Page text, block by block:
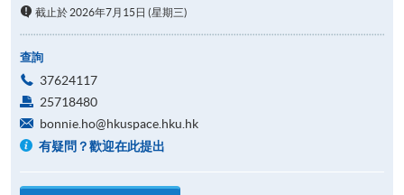
截止於 2026年7月15日 (星期三)
查詢
37624117
25718480
bonnie.ho@hkuspace.hku.hk
有疑問？歡迎在此提出